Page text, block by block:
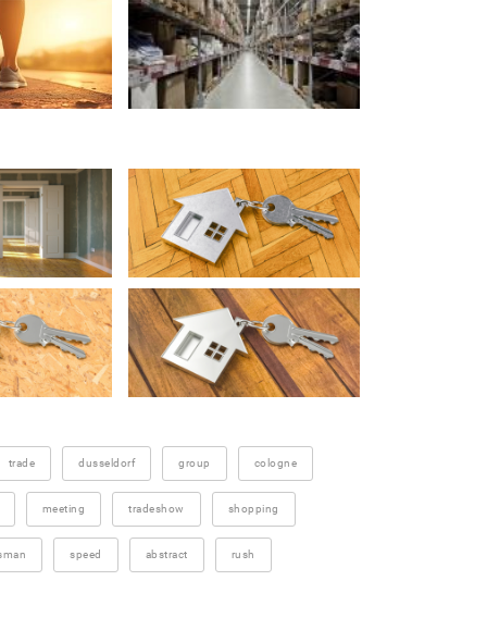
trade dusseldorf group cologne
meeting tradeshow shopping
speed abstract rush